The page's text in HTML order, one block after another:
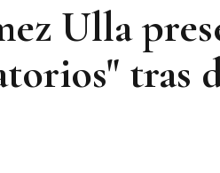
Ulla
tras